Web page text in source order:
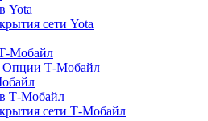
Yota
сети Yota
Мобайл
Опции Т-Мобайл
Т-Мобайл
сети Т-Мобайл